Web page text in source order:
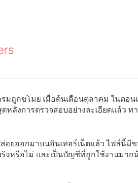
มถูกขโมย เมื่อต้นเดือนตุลาคม ในตอน
ลังการตรวจสอบอย่างละเอียดแล้ว ท
อยออกมาบนอินเทอร์เน็ตแล้ว ไฟล์นี้มี
งหรือไม่ และเป็นบัญชีที่ถูกใช้งานมาก